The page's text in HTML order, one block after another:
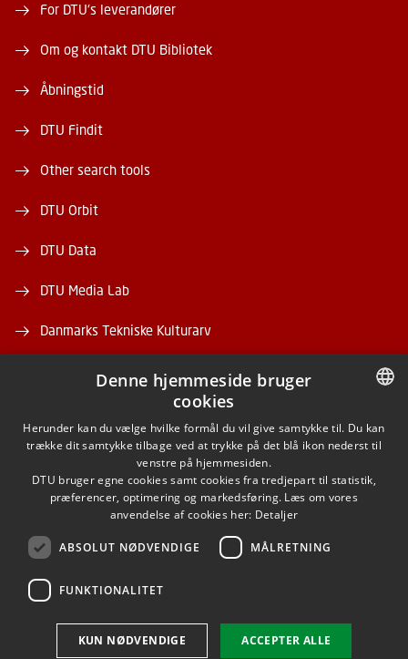
For DTU's leverandører
Om og kontakt DTU Bibliotek
Åbningstid
DTU Findit
Other search tools
DTU Orbit
DTU Data
DTU Media Lab
Danmarks Tekniske Kulturarv
FACEBOOK
INSTAGRAM
LINKEDIN
DANISH
ENGLISH
Denne hjemmeside bruger
cookies
Herunder kan du vælge hvilke formål du vil give samtykke til. Du kan
trække dit samtykke tilbage ved at trykke på det blå ikon nederst til
venstre på hjemmesiden.
DTU bruger egne cookies samt cookies fra tredjepart til statistik,
præferencer, optimering og markedsføring. Læs om vores
anvendelse af cookies her: Detaljer
ABSOLUT NØDVENDIGE MÅLRETNING
FUNKTIONALITET
ACCEPTER ALLE
KUN NØDVENDIGE